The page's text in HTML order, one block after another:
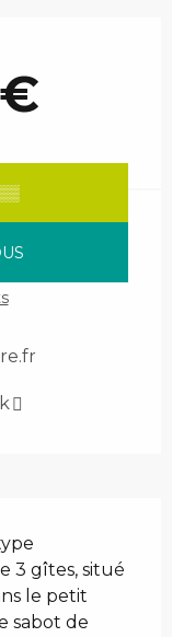
3 gîtes, situé
le petit
sabot de